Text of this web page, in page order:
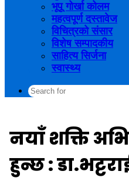
भूपू गोर्खा कोलम
महत्वपूर्ण दस्तावेज
विचित्रको संसार
विशेष सम्पादकीय
साहित्य सिर्जना
स्वास्थ्य
नयाँ शक्ति
हुन्छ :